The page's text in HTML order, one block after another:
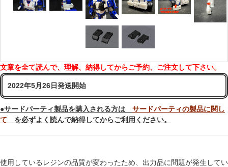
文章を全て読んで、理解、納得してからご予約、ご注文して下さい。
2022年5月26日発送開始
●サードパーティ製品を購入される方は サードパーティの製品に関し
て を必ずよく読んで納得してからご利用ください。
使用しているレジンの品質が変わったため、出力品に問題が発生してい